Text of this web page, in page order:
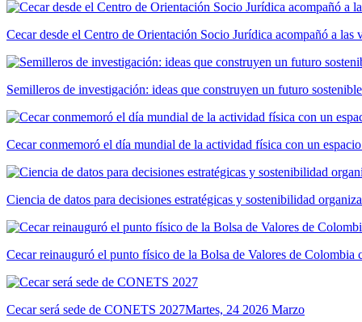
Cecar desde el Centro de Orientación Socio Jurídica acompañó a
Semilleros de investigación: ideas que construyen un futuro
Cecar conmemoró el día mundial de la actividad física con un
Ciencia de datos para decisiones estratégicas y sostenibilidad
Cecar reinauguró el punto físico de la Bolsa de Valores de Colombia
Cecar será sede de CONETS 2027Martes, 24 2026 Marzo